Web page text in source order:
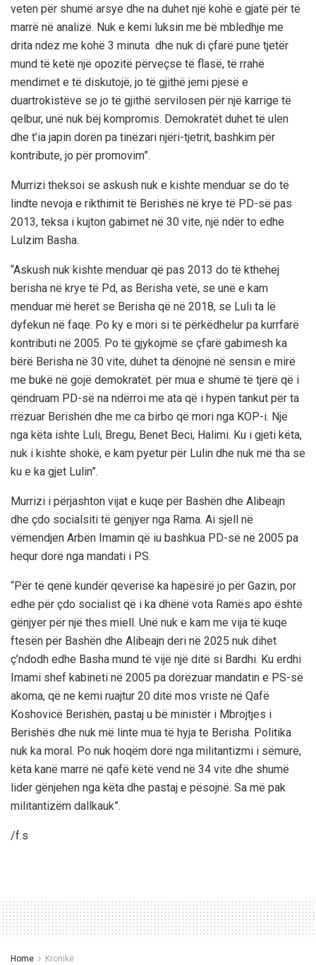
veten për shumë arsye dhe na duhet një kohë e gjatë për të
marrë në analizë. Nuk e kemi luksin me bë mbledhje me
drita ndez me kohë 3 minuta dhe nuk di çfarë pune tjetër
mund të ketë një opozitë përveçse të flasë, të rrahë
mendimet e të diskutojë, jo të gjithë jemi pjesë e
duartrokistëve se jo të gjithë servilosen për një karrige të
qelbur, unë nuk bëj kompromis. Demokratët duhet të ulen
dhe t’ia japin dorën pa tinëzari njëri-tjetrit, bashkim për
kontribute, jo për promovim”.
Murrizi theksoi se askush nuk e kishte menduar se do të
lindte nevoja e rikthimit të Berishës në krye të PD-së pas
2013, teksa i kujton gabimet në 30 vite, një ndër to edhe
Lulzim Basha.
“Askush nuk kishte menduar që pas 2013 do të kthehej
berisha në krye të Pd, as Berisha vetë, se unë e kam
menduar më herët se Berisha që në 2018, se Luli ta lë
dyfekun në faqe. Po ky e mori si të përkëdhelur pa kurrfarë
kontributi në 2005. Po të gjykojmë se çfarë gabimesh ka
bërë Berisha në 30 vite, duhet ta dënojnë në sensin e mirë
me bukë në gojë demokratët. për mua e shumë të tjerë që i
qëndruam PD-së na ndërroi me ata që i hypën tankut për ta
rrëzuar Berishën dhe me ca birbo që mori nga KOP-i. Një
nga këta ishte Luli, Bregu, Benet Beci, Halimi. Ku i gjeti këta,
nuk i kishte shokë, e kam pyetur për Lulin dhe nuk më tha se
ku e ka gjet Lulin”.
Murrizi i përjashton vijat e kuqe për Bashën dhe Alibeajn
dhe çdo socialsiti të gënjyer nga Rama. Ai sjell në
vëmendjen Arbën Imamin që iu bashkua PD-së në 2005 pa
hequr dorë nga mandati i PS.
“Për të qenë kundër qeverisë ka hapësirë jo për Gazin, por
edhe për çdo socialist që i ka dhënë vota Ramës apo është
gënjyer për një thes miell. Unë nuk e kam me vija të kuqe
ftesën për Bashën dhe Alibeajn deri në 2025 nuk dihet
ç’ndodh edhe Basha mund të vijë një ditë si Bardhi. Ku erdhi
Imami shef kabineti në 2005 pa dorëzuar mandatin e PS-së
akoma, që ne kemi ruajtur 20 ditë mos vriste në Qafë
Koshovicë Berishën, pastaj u bë ministër i Mbrojtjes i
Berishës dhe nuk më linte mua të hyja te Berisha. Politika
nuk ka moral. Po nuk hoqëm dorë nga militantizmi i sëmurë,
këta kanë marrë në qafë këtë vend në 34 vite dhe shumë
lider gënjehen nga këta dhe pastaj e pësojnë. Sa më pak
militantizëm dallkauk”.
/f.s
Home Kronikë